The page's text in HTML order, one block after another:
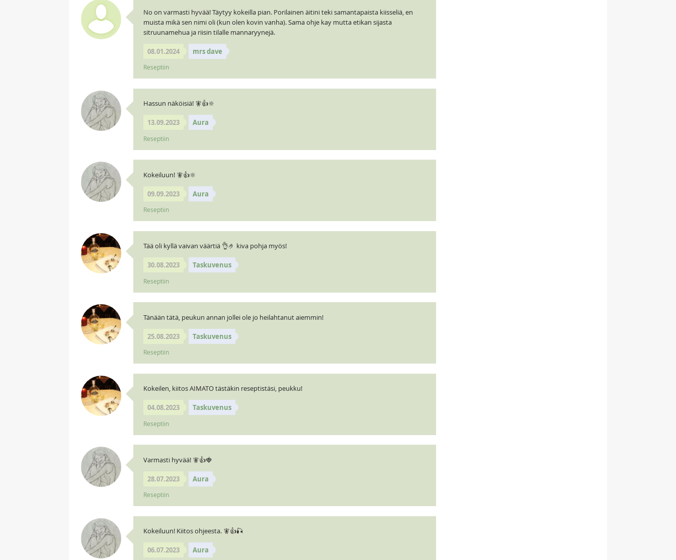
No on varmasti hyvää! Täytyy kokeilla pian. Porilainen äitini teki samantapaista kiisseliä, en
muista mikä sen nimi oli (kun olen kovin vanha). Sama ohje kay mutta etikan sijasta
sitruunamehua ja riisin tilalle mannaryynejä.
08.01.2024 mrs dave
Reseptiin
Hassun näköisiä! 🧚👍🔆
13.09.2023 Aura
Reseptiin
Kokeiluun! 🧚👍🔆
09.09.2023 Aura
Reseptiin
Tää oli kyllä vaivan väärtiä 👌🤌 kiva pohja myös!
30.08.2023 Taskuvenus
Reseptiin
Tänään tätä, peukun annan jollei ole jo heilahtanut aiemmin!
25.08.2023 Taskuvenus
Reseptiin
Kokeilen, kiitos AIMATO tästäkin reseptistäsi, peukku!
04.08.2023 Taskuvenus
Reseptiin
Varmasti hyvää! 🧚👍🍓
28.07.2023 Aura
Reseptiin
Kokeiluun! Kiitos ohjeesta. 🧚👍🎣
06.07.2023 Aura